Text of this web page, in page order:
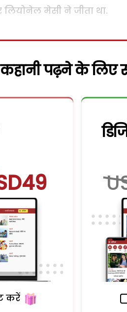
लियोनेल मेसी ने जीता था.
पढ़ने के लिए
करें